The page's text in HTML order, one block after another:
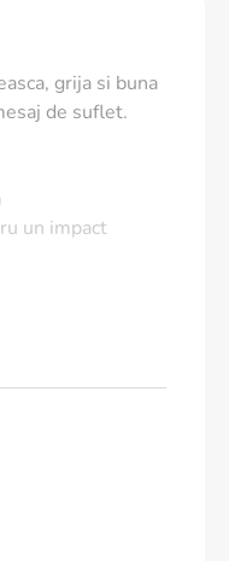
grija si buna
de suflet.
un impact
poate fi
Taiate in aer
codita oblic,